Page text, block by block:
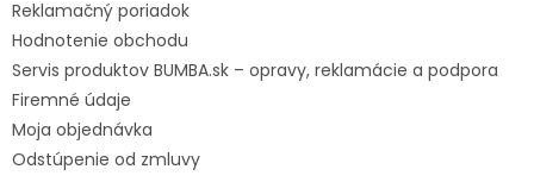
Reklamačný poriadok
Hodnotenie obchodu
Servis produktov BUMBA.sk – opravy, reklamácie a podpora
Firemné údaje
Moja objednávka
Odstúpenie od zmluvy